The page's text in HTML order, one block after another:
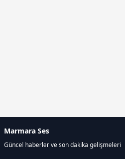
Marmara Ses
Güncel haberler ve son dakika gelişmeleri